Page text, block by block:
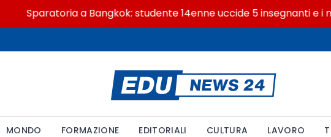
Sparatoria a Bangkok: studente 14enne uccide 5 insegnanti e i nonni
MONDO FORMAZIONE EDITORIALI CULTURA LAVORO